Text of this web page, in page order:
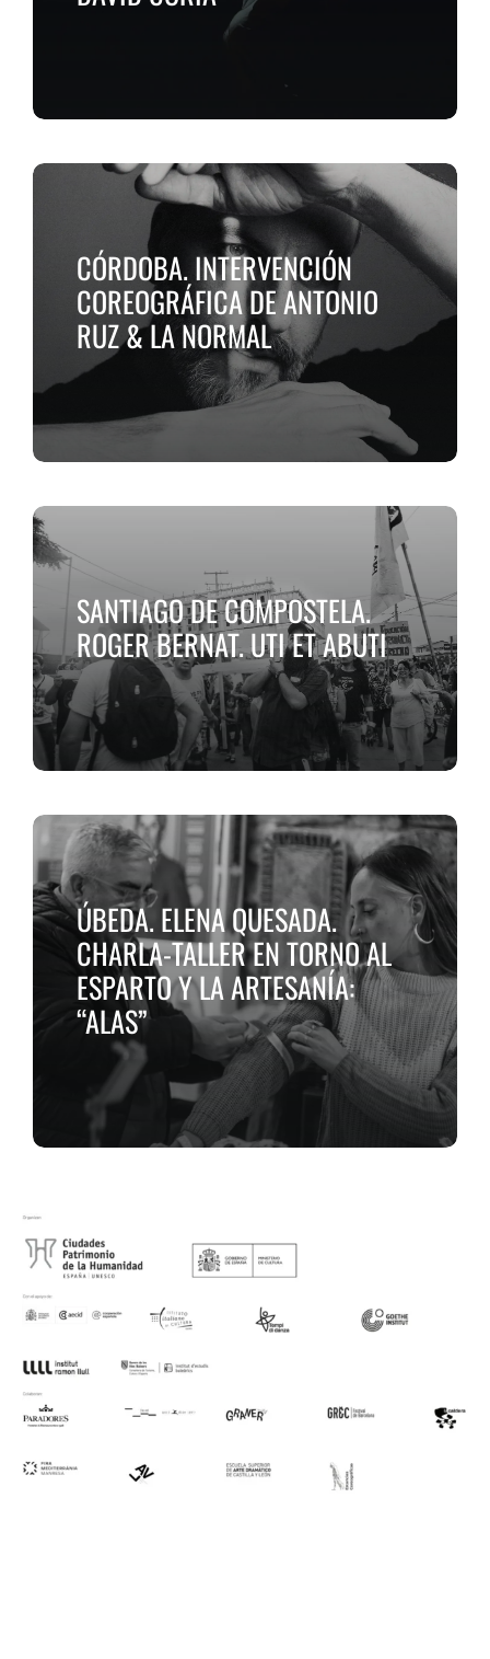
CÓRDOBA. INTERVENCIÓN
COREOGRÁFICA DE ANTONIO
RUZ & LA NORMAL
SANTIAGO DE COMPOSTELA.
ROGER BERNAT. UTI ET ABUTI
ÚBEDA. ELENA QUESADA.
CHARLA-TALLER EN TORNO AL
ESPARTO Y LA ARTESANÍA:
“ALAS”